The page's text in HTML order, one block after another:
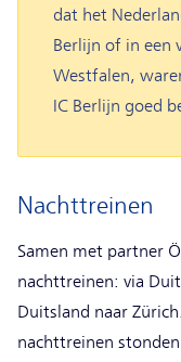
dat het
Berlijn of in een
Westfalen,
IC Berlijn goed
Nachttreinen
Samen met partner
nachttreinen: via
Duitsland naar
nachttreinen